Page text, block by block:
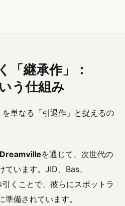
「継承作」：
う仕組み
単なる「引退作」と捉えるの
Dreamvilleを通じて、次世代の
います。JID、Bas、
くことで、彼らにスポットラ
備されています。